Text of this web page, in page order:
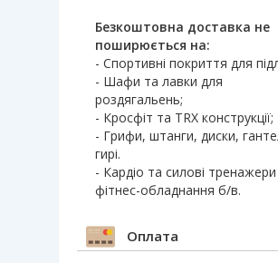
Безкоштовна доставка не
поширюється на:
- Спортивні покриття для
- Шафи та лавки для
роздягальень;
- Кросфіт та TRX конструкції;
- Грифи, штанги, диски,
гирі.
- Кардіо та силові
фітнес-обладнання б/в.
Оплата